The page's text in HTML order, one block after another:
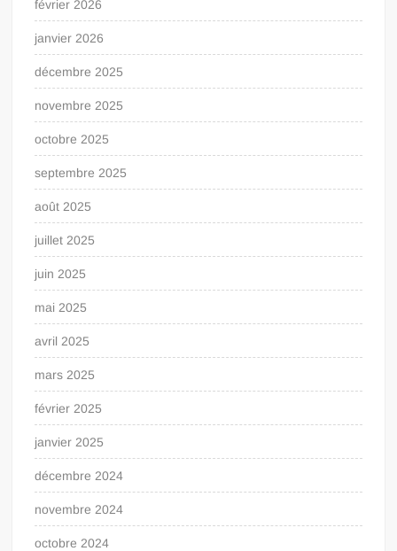
février 2026
janvier 2026
décembre 2025
novembre 2025
octobre 2025
septembre 2025
août 2025
juillet 2025
juin 2025
mai 2025
avril 2025
mars 2025
février 2025
janvier 2025
décembre 2024
novembre 2024
octobre 2024